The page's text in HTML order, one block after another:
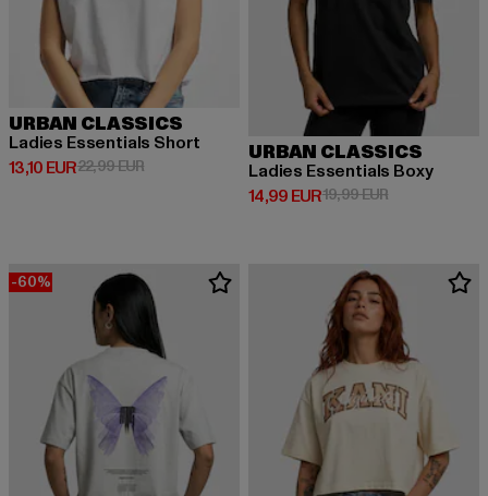
URBAN CLASSICS
Ladies Essentials Short
13,10 EUR
Derzeitiger Preis: 13,10 EUR
22,99 EURAktionspreis: 22,99 EUR
URBAN CLASSICS
Ladies Essentials Boxy
14,99 EUR
Derzeitiger Preis: 14,99 EUR
19,99 EURAktionspreis:
-60%